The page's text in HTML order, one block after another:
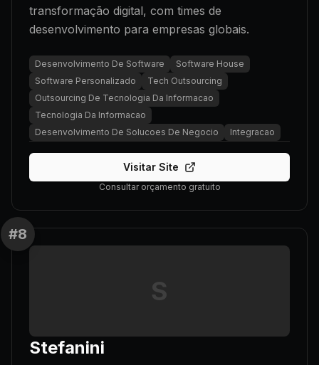
transformação digital, com times de
desenvolvimento para empresas globais.
Desenvolvimento De Software
Software House
Software Personalizado
Tech Outsourcing
Outsourcing De Tecnologia Da Informacao
Tecnologia Da Informacao
Desenvolvimento De Solucoes De Negocio
Integracao
Visitar Site
Consultar orçamento gratuito
#8
S
Stefanini